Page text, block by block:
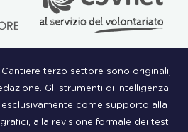
terzo settore sono originali,
Gli strumenti di intelligenza
come supporto alla
alla revisione formale dei testi,